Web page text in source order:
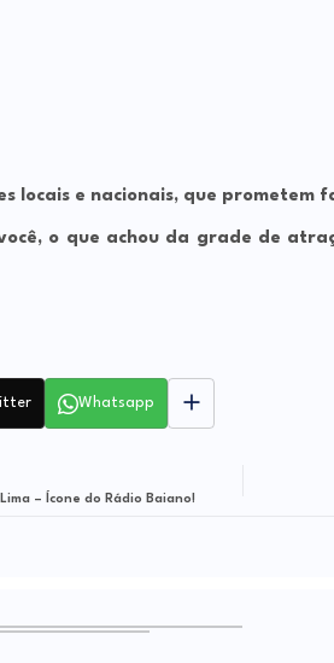
locais e nacionais, que prometem
o que achou da grade de
Whatsapp
– Ícone do Rádio Baiano!